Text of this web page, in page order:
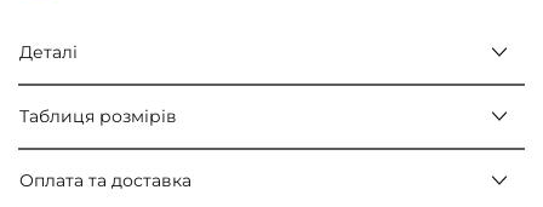
Деталі
Таблиця розмірів
Оплата та доставка